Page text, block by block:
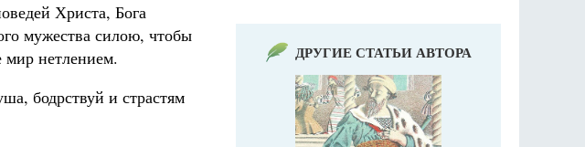
Христа, Бога
мужества силою, чтобы
мир нетлением.
бодрствуй и страстям
ДРУГИЕ СТАТЬИ АВТОРА